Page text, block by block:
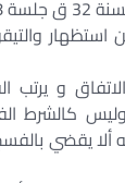
استظهار
و
وليس
ألا يقضي